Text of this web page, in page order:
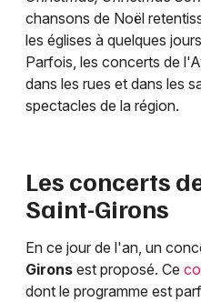
chansons de Noël
les églises à quelques
Parfois, les concerts de
dans les rues et dans les
spectacles de la région.
Les concerts
Saint-Girons
En ce jour de l'an, un
Girons est proposé. Ce
dont le programme est